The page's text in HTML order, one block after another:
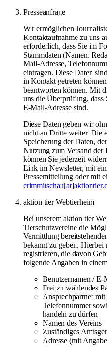
Presseanfrage
Wir ermöglichen
Kontaktaufnahme zu uns
erforderlich, dass Sie im
Stammdaten (Namen,
Mail-Adresse,
eintragen. Diese Daten
in Kontakt getreten
beantworten können. Mit
uns die Überprüfung, dass
E-Mail-Adresse sind.
Diese Daten geben wir
nicht an Dritte weiter. Die
Speicherung der Daten,
Nutzung zum Versand der
können Sie jederzeit
Link im Newsletter, mit
Pressemitteilung oder mit
aktion tier Webtierheim
Bei unserem aktion tier
Tierschutzvereine die
Vermittlung
bekannt zu geben. Hierbei
registrieren, die davon
folgende Angaben in
Benutzernamen / E-
Frei zu wählendes
Ansprechpartner
Telefonnummer
handeln zu dürfen
Namen des Vereins
Zuständiges
Adresse (mit